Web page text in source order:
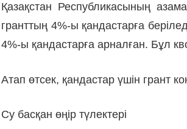
Қазақстан Республикасының
гранттың 4%-ы қандастарға
4%-ы қандастарға арналған. Бұл
Атап өтсек, қандастар үшін грант
Су басқан өңір түлектері